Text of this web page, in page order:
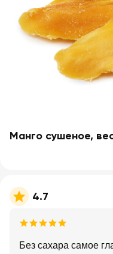
Манго сушеное,
4.7
Без сахара самое